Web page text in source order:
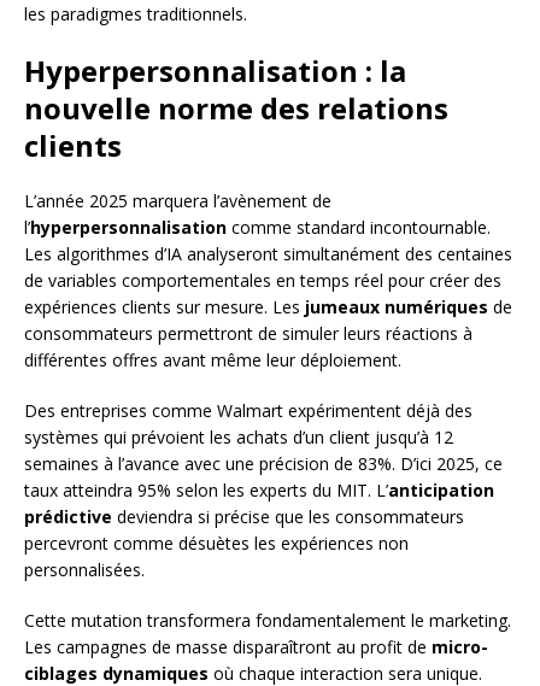
les paradigmes traditionnels.
Hyperpersonnalisation : la
nouvelle norme des relations
clients
L’année 2025 marquera l’avènement de
l’hyperpersonnalisation comme standard incontournable.
Les algorithmes d’IA analyseront simultanément des centaines
de variables comportementales en temps réel pour créer des
expériences clients sur mesure. Les jumeaux numériques de
consommateurs permettront de simuler leurs réactions à
différentes offres avant même leur déploiement.
Des entreprises comme Walmart expérimentent déjà des
systèmes qui prévoient les achats d’un client jusqu’à 12
semaines à l’avance avec une précision de 83%. D’ici 2025, ce
taux atteindra 95% selon les experts du MIT. L’anticipation
prédictive deviendra si précise que les consommateurs
percevront comme désuètes les expériences non
personnalisées.
Cette mutation transformera fondamentalement le marketing.
Les campagnes de masse disparaîtront au profit de micro-
ciblages dynamiques où chaque interaction sera unique.